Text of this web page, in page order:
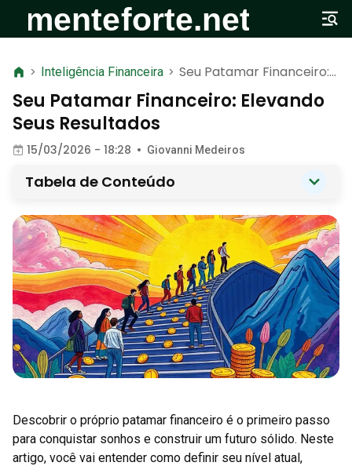
> Inteligência Financeira > Seu Patamar Financeiro:
Elevando Seus Resultados
Seu Patamar Financeiro: Elevando
Seus Resultados
15/03/2026 - 18:28 • Giovanni Medeiros
Tabela de Conteúdo
Descobrir o próprio patamar financeiro é o primeiro passo
para conquistar sonhos e construir um futuro sólido. Neste
artigo, você vai entender como definir seu nível atual,